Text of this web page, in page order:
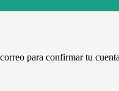
para confirmar tu